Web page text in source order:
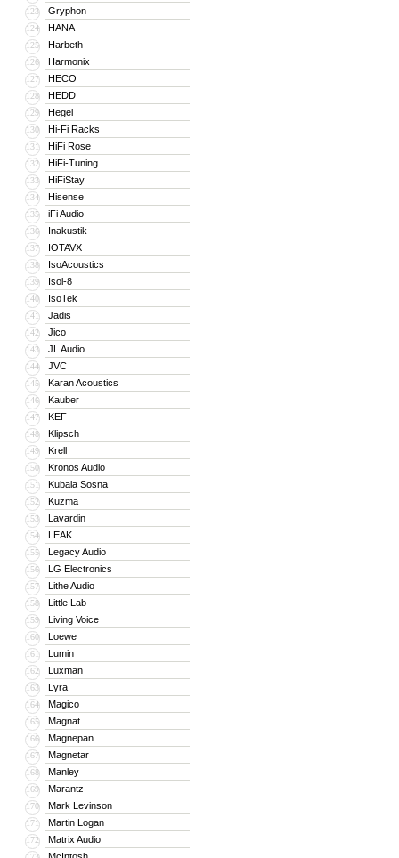
123 Gryphon
124 HANA
125 Harbeth
126 Harmonix
127 HECO
128 HEDD
129 Hegel
130 Hi-Fi Racks
131 HiFi Rose
132 HiFi-Tuning
133 HiFiStay
134 Hisense
135 iFi Audio
136 Inakustik
137 IOTAVX
138 IsoAcoustics
139 Isol-8
140 IsoTek
141 Jadis
142 Jico
143 JL Audio
144 JVC
145 Karan Acoustics
146 Kauber
147 KEF
148 Klipsch
149 Krell
150 Kronos Audio
151 Kubala Sosna
152 Kuzma
153 Lavardin
154 LEAK
155 Legacy Audio
156 LG Electronics
157 Lithe Audio
158 Little Lab
159 Living Voice
160 Loewe
161 Lumin
162 Luxman
163 Lyra
164 Magico
165 Magnat
166 Magnepan
167 Magnetar
168 Manley
169 Marantz
170 Mark Levinson
171 Martin Logan
172 Matrix Audio